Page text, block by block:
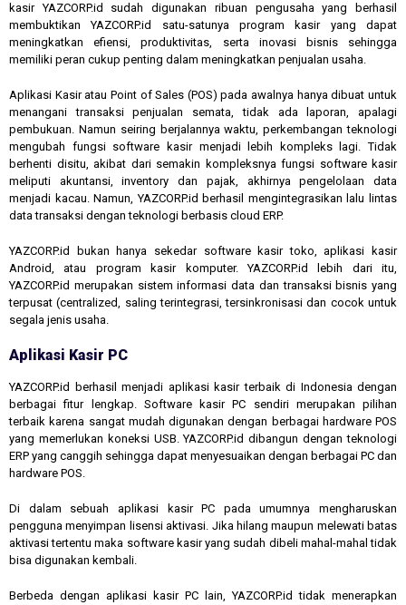
kasir YAZCORP.id sudah digunakan ribuan pengusaha yang berhasil
membuktikan YAZCORP.id satu-satunya program kasir yang dapat
meningkatkan efiensi, produktivitas, serta inovasi bisnis sehingga
memiliki peran cukup penting dalam meningkatkan penjualan usaha.
Aplikasi Kasir atau Point of Sales (POS) pada awalnya hanya dibuat untuk
menangani transaksi penjualan semata, tidak ada laporan, apalagi
pembukuan. Namun seiring berjalannya waktu, perkembangan teknologi
mengubah fungsi software kasir menjadi lebih kompleks lagi. Tidak
berhenti disitu, akibat dari semakin kompleksnya fungsi software kasir
meliputi akuntansi, inventory dan pajak, akhirnya pengelolaan data
menjadi kacau. Namun, YAZCORP.id berhasil mengintegrasikan lalu lintas
data transaksi dengan teknologi berbasis cloud ERP.
YAZCORP.id bukan hanya sekedar software kasir toko, aplikasi kasir
Android, atau program kasir komputer. YAZCORP.id lebih dari itu,
YAZCORP.id merupakan sistem informasi data dan transaksi bisnis yang
terpusat (centralized, saling terintegrasi, tersinkronisasi dan cocok untuk
segala jenis usaha.
Aplikasi Kasir PC
YAZCORP.id berhasil menjadi aplikasi kasir terbaik di Indonesia dengan
berbagai fitur lengkap. Software kasir PC sendiri merupakan pilihan
terbaik karena sangat mudah digunakan dengan berbagai hardware POS
yang memerlukan koneksi USB. YAZCORP.id dibangun dengan teknologi
ERP yang canggih sehingga dapat menyesuaikan dengan berbagai PC dan
hardware POS.
Di dalam sebuah aplikasi kasir PC pada umumnya mengharuskan
pengguna menyimpan lisensi aktivasi. Jika hilang maupun melewati batas
aktivasi tertentu maka software kasir yang sudah dibeli mahal-mahal tidak
bisa digunakan kembali.
Berbeda dengan aplikasi kasir PC lain, YAZCORP.id tidak menerapkan